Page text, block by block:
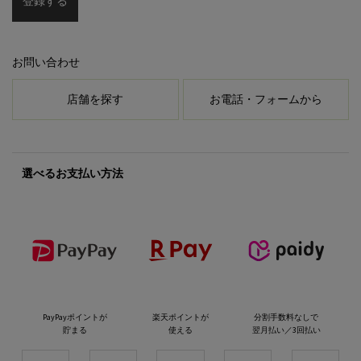
お問い合わせ
店舗を探す お電話・フォームから
選べるお支払い方法
PayPayポイントが
貯まる
楽天ポイントが
使える
分割手数料なしで
翌月払い／3回払い